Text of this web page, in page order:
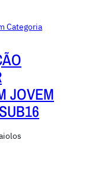
Categoria
JOVEM